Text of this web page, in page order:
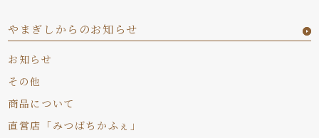
やまぎしからのお知らせ
お知らせ
その他
商品について
直営店「みつばちかふぇ」